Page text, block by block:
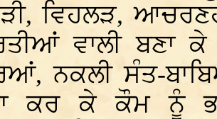
ਵਿਹਲੜ,
ਵਾਲੀ ਬਣਾ
ਨਕਲੀ ਸੰਤ-
ਕਰ ਕੇ ਕੌਮ ਨੂੰ